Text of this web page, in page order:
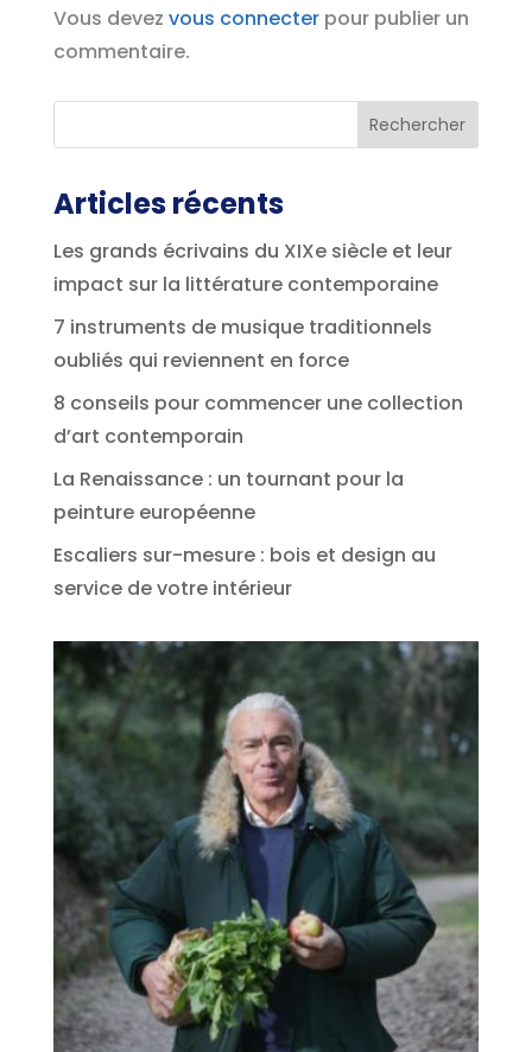
Vous devez vous connecterpour publier un
commentaire.
Articles récents
Les grands écrivains du XIXe siècle et leur
impact sur la littérature contemporaine
7 instruments de musique traditionnels
oubliés qui reviennent en force
8 conseils pour commencer une collection
d’art contemporain
La Renaissance : un tournant pour la
peinture européenne
Escaliers sur-mesure : bois et design au
service de votre intérieur